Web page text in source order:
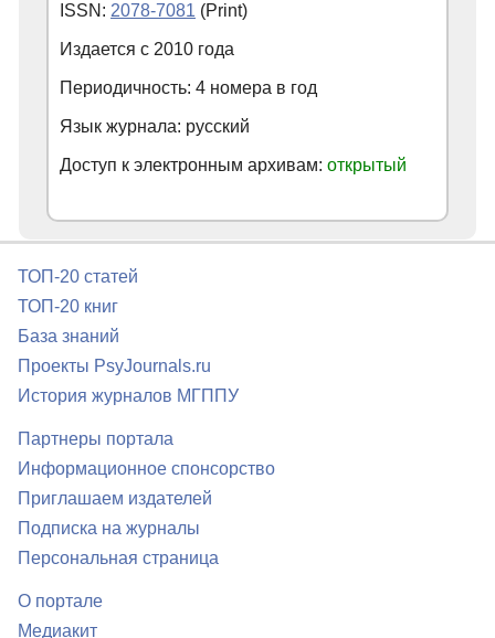
ISSN: 2078-7081 (Print)
Издается с 2010 года
Периодичность: 4 номера в год
Язык журнала: русский
Доступ к электронным архивам: открытый
ТОП-20 статей
ТОП-20 книг
База знаний
Проекты PsyJournals.ru
История журналов МГППУ
Партнеры портала
Информационное спонсорство
Приглашаем издателей
Подписка на журналы
Персональная страница
О портале
Медиакит